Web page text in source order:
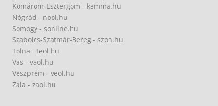
Komárom-Esztergom - kemma.hu
Nógrád - nool.hu
Somogy - sonline.hu
Szabolcs-Szatmár-Bereg - szon.hu
Tolna - teol.hu
Vas - vaol.hu
Veszprém - veol.hu
Zala - zaol.hu